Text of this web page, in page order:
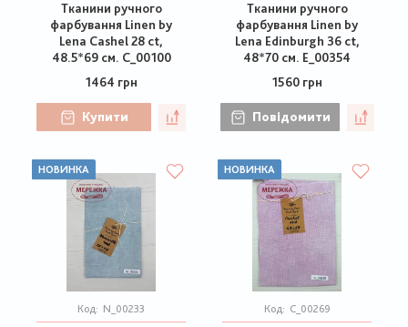
Тканини ручного
фарбування Linen by
Lena Cashel 28 ct,
48.5*69 см. C_00100
1464 грн
Купити
Тканини ручного
фарбування Linen by
Lena Edinburgh 36 ct,
48*70 см. E_00354
1560 грн
Повідомити
НОВИНКА
Код: N_00233
НОВИНКА
Код: C_00269